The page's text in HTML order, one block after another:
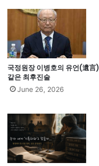
국정원장 이병호의 유언(遺言)
같은 최후진술
June 26, 2026